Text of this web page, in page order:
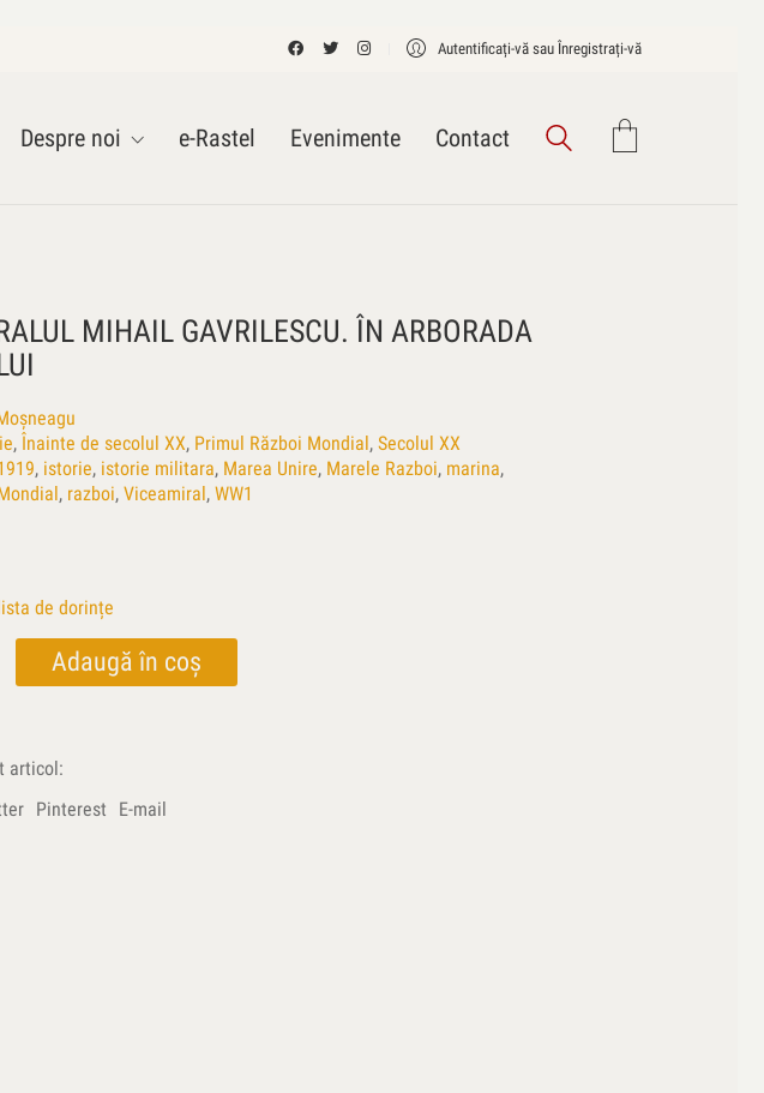
Autentificați-vă sau Înregistrați-vă
Despre noi e-Rastel Evenimente Contact
MIHAIL GAVRILESCU. ÎN ARBORADA
, Înainte de secolul XX, Primul Război Mondial, Secolul XX
, istorie, istorie militara, Marea Unire, Marele Razboi, marina,
, razboi, Viceamiral, WW1
de dorințe
Adaugă în coș
articol:
Pinterest E-mail